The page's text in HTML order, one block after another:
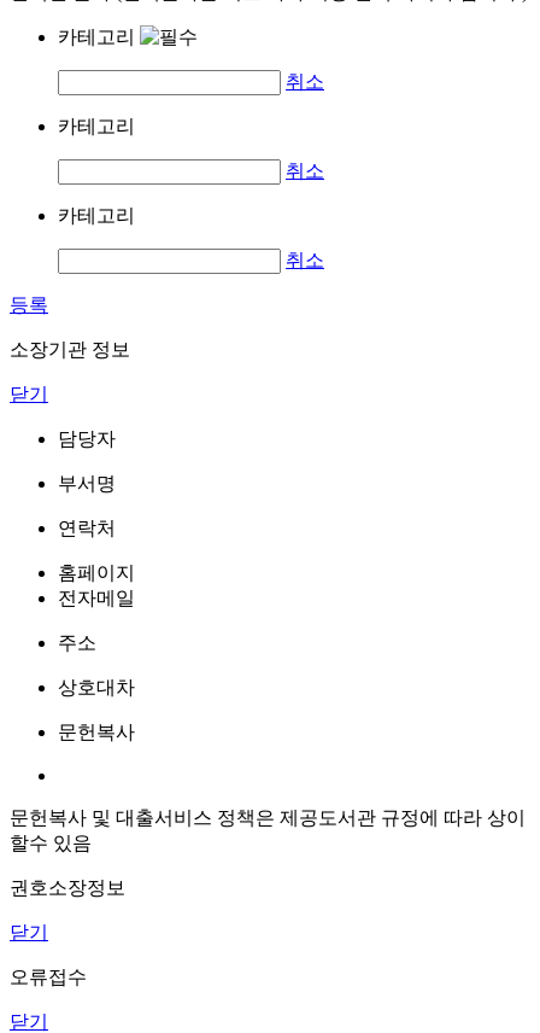
카테고리
취소
카테고리
취소
카테고리
취소
등록
소장기관 정보
닫기
담당자
부서명
연락처
홈페이지
전자메일
주소
상호대차
문헌복사
문헌복사 및 대출서비스 정책은 제공도서관 규정에 따라 상이
할수 있음
권호소장정보
닫기
오류접수
닫기